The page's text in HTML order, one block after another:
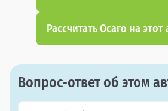
Рассчитать Осаго на
Вопрос-ответ об этом